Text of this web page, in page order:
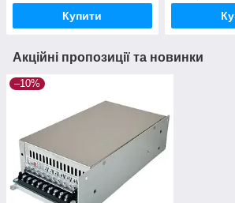
Купити
Акційні пропозиції та новинки
–10%